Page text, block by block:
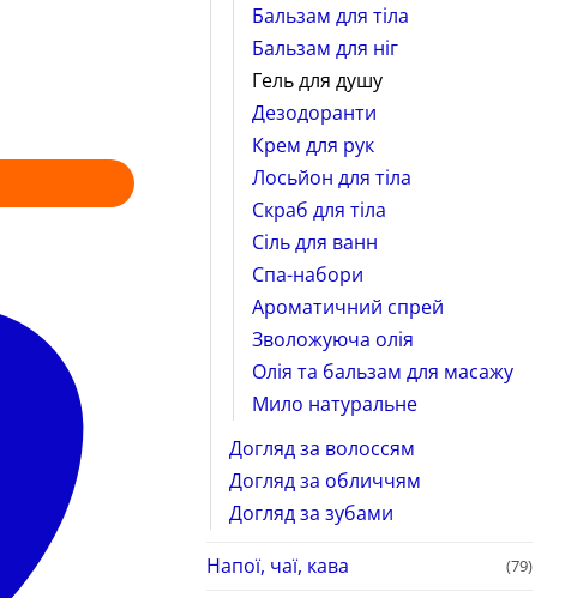
Бальзам для тіла
Бальзам для ніг
Гель для душу
Дезодоранти
Крем для рук
Лосьйон для тіла
Скраб для тіла
Сіль для ванн
Спа-набори
Ароматичний спрей
Зволожуюча олія
Олія та бальзам для масажу
Мило натуральне
Догляд за волоссям
Догляд за обличчям
Догляд за зубами
Напої, чаї, кава
(79)